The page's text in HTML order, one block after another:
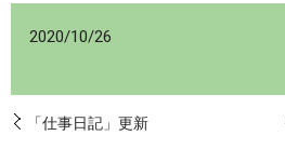
2020/10/26
「仕事日記」更新